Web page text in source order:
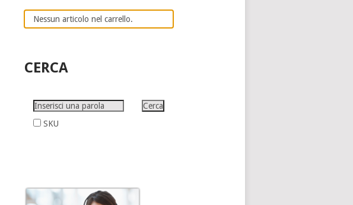
Nessun articolo nel carrello.
CERCA
SKU